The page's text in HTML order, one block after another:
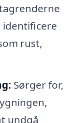
rust,
Sørger for,
undgå